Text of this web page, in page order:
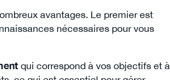
avantages. Le premier est
nécessaires pour vous
qui correspond à vos objectifs et à